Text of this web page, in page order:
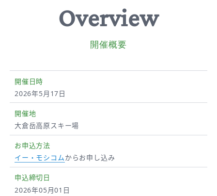
Overview
開催概要
開催日時
2026年5月17日
開催地
大倉岳高原スキー場
お申込方法
イー・モシコムからお申し込み
申込締切日
2026年05月01日